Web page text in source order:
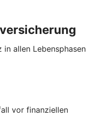
in allen Lebensphasen
vor finanziellen